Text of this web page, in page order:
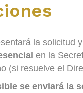
la solicitud
en la
(si resuelve el
se enviará la